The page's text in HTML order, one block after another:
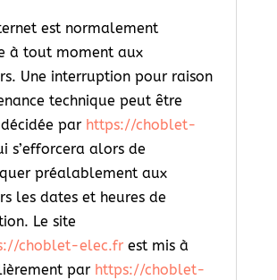
est normalement
à tout moment aux
Une interruption pour raison
technique peut être
par https://choblet-
s’efforcera alors de
préalablement aux
les dates et heures de
Le site
choblet-elec.fr est mis à
par https://choblet-